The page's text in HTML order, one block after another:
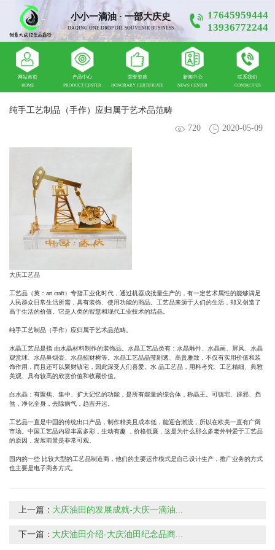
小小一滴油 · 一部大庆史
DAQING ONE DROP OIL SOUVENIR BUSINESS
17645959444
13936772244
网站首页
HOME
产品中心
PRODUCT CENTER
荣誉资质
HONORARY CERTIFICATE
新闻中心
NEWS CENTER
联系我们
CONTACT US
纯手工艺制品（手作）应归属于艺术品范畴
720
2020-05-09
大庆工艺品
工艺品（英：art craft）专指工业化时代，通过机器成批量生产的，有一定艺术属性的能够满足
人民群众日常生活所需，具有装饰、使用功能的商品。工艺品来源于人们的生活，却又创造了
高于生活的价值。它是人类的智慧和现代工业技术的结晶。
纯手工艺制品（手作）应归属于艺术品范畴。
水晶工艺品是指 由水晶材料制作的装饰品。水晶工艺品类有：水晶雕件、水晶画、屏风、水晶
观赏球、水晶鼻烟壶、水晶招财树等。水晶工艺品晶莹剔透、高贵雅致，不仅有实用价值和装
饰作用，而且还可以聚财镇宅，因此深受人们喜爱。水 晶工艺品，用料考究、工艺精细、典雅
美观、具有较高的欣赏价值和收藏价值。
白水晶：有聚焦、集中、扩大记忆的功能，是所有能量的综合体，称晶王。可镇宅、辟邪、挡
煞，净化全身，去除病气，趋吉开运。
工艺品一直是中国的传统出口产品，制作精美且成本低，能迎合潮流，所以在欧美一直有广阔
市场。中国工艺品内容丰富多彩，生动有趣 ，价格低廉，这是为什么那么多老外钟爱于工艺品
的原因，发展前景是非常可观。
国内的一些 比较大型的工艺品制造商，他们的主要运作模式是自己设计生产，推广业务的方式
也主要是电子商务方式。
上一篇： 大庆油田的发展成就-大庆一滴油...
下一篇： 大庆油田介绍-大庆油田纪念品商...